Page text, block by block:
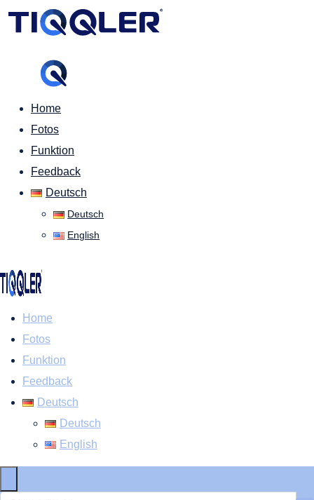
Home
Fotos
Funktion
Feedback
Deutsch
Deutsch
English
Home
Fotos
Funktion
Feedback
Deutsch
Deutsch
English